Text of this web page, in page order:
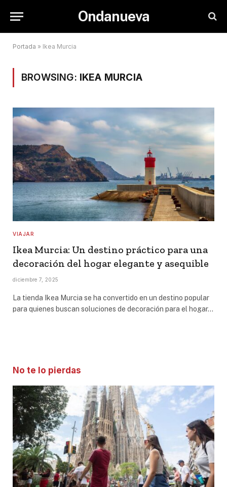
Ondanueva
Portada » Ikea Murcia
BROWSING: IKEA MURCIA
VIAJAR
Ikea Murcia: Un destino práctico para una
decoración del hogar elegante y asequible
diciembre 7, 2025
La tienda Ikea Murcia se ha convertido en un destino popular
para quienes buscan soluciones de decoración para el hogar…
No te lo pierdas